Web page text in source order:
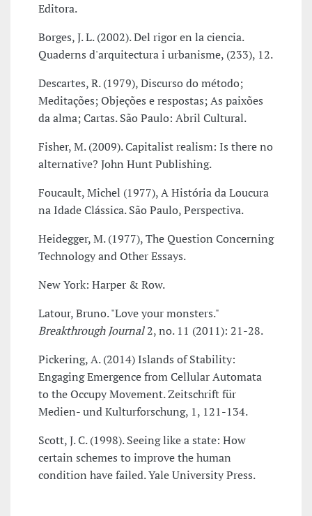
Editora.
Borges, J. L. (2002). Del rigor en la ciencia.
Quaderns d'arquitectura i urbanisme, (233), 12.
Descartes, R. (1979), Discurso do método;
Meditações; Objeções e respostas; As paixões
da alma; Cartas. São Paulo: Abril Cultural.
Fisher, M. (2009). Capitalist realism: Is there no
alternative? John Hunt Publishing.
Foucault, Michel (1977), A História da Loucura
na Idade Clássica. São Paulo, Perspectiva.
Heidegger, M. (1977), The Question Concerning
Technology and Other Essays.
New York: Harper & Row.
Latour, Bruno. "Love your monsters."
Breakthrough Journal2, no. 11 (2011): 21-28.
Pickering, A. (2014) Islands of Stability:
Engaging Emergence from Cellular Automata
to the Occupy Movement. Zeitschrift für
Medien- und Kulturforschung, 1, 121-134.
Scott, J. C. (1998). Seeing like a state: How
certain schemes to improve the human
condition have failed. Yale University Press.